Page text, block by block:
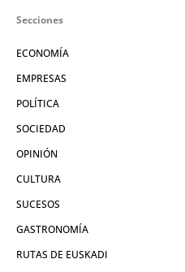
Secciones
ECONOMÍA
EMPRESAS
POLÍTICA
SOCIEDAD
OPINIÓN
CULTURA
SUCESOS
GASTRONOMÍA
RUTAS DE EUSKADI